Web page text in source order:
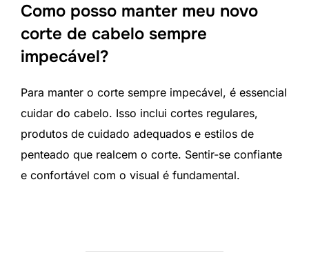
Como posso manter meu novo
corte de cabelo sempre
impecável?
Para manter o corte sempre impecável, é essencial
cuidar do cabelo. Isso inclui cortes regulares,
produtos de cuidado adequados e estilos de
penteado que realcem o corte. Sentir-se confiante
e confortável com o visual é fundamental.